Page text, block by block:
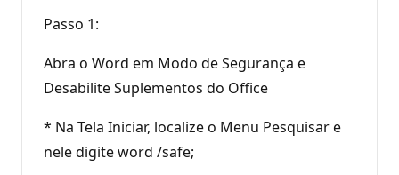
Passo 1:
Abra o Word em Modo de Segurança e
Desabilite Suplementos do Office
* Na Tela Iniciar, localize o Menu Pesquisar e
nele digite word /safe;